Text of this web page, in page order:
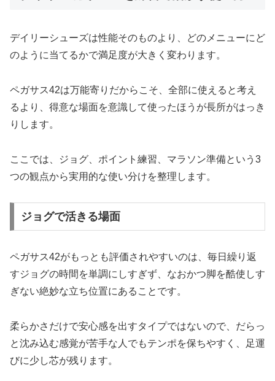
デイリーシューズは性能そのものより、どのメニューにど
のように当てるかで満足度が大きく変わります。
ペガサス42は万能寄りだからこそ、全部に使えると考え
るより、得意な場面を意識して使ったほうが長所がはっき
りします。
ここでは、ジョグ、ポイント練習、マラソン準備という3
つの観点から実用的な使い分けを整理します。
ジョグで活きる場面
ペガサス42がもっとも評価されやすいのは、毎日繰り返
すジョグの時間を単調にしすぎず、なおかつ脚を酷使しす
ぎない絶妙な立ち位置にあることです。
柔らかさだけで安心感を出すタイプではないので、だらっ
と沈み込む感覚が苦手な人でもテンポを保ちやすく、足運
びに少し芯が残ります。